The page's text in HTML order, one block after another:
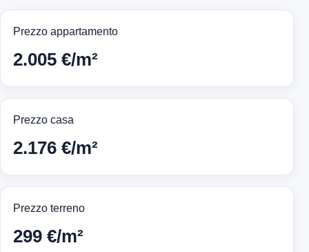
Prezzo appartamento
2.005 €/m²
Prezzo casa
2.176 €/m²
Prezzo terreno
299 €/m²